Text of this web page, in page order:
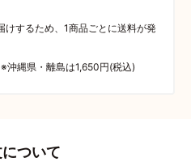
するため、1商品ごとに送料が発
縄県・離島は1,650円(税込)
ついて